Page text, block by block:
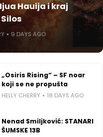
Hauija i kraj
9 DAYS AGO
„Osiris Rising“ – SF noar
koji se ne propušta
HELLY CHERRY 18 DAYS AGO
Nenad Smiljković: STANARI
ŠUMSKE 13B